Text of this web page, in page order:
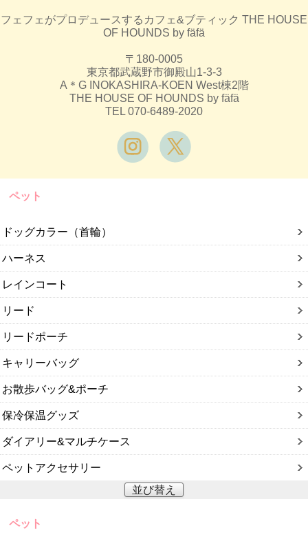
フェフェがプロデュースするカフェ&ブティック THE HOUSE
OF HOUNDS by fäfä
〒180-0005
東京都武蔵野市御殿山1-3-3
A＊G INOKASHIRA-KOEN West棟2階
THE HOUSE OF HOUNDS by fäfä
TEL 070-6489-2020
ペット
ドッグカラー（首輪）
ハーネス
レインコート
リード
リードポーチ
キャリーバッグ
お散歩バッグ&ポーチ
保冷保温グッズ
ダイアリー&マルチケース
ペットアクセサリー
並び替え
ペット